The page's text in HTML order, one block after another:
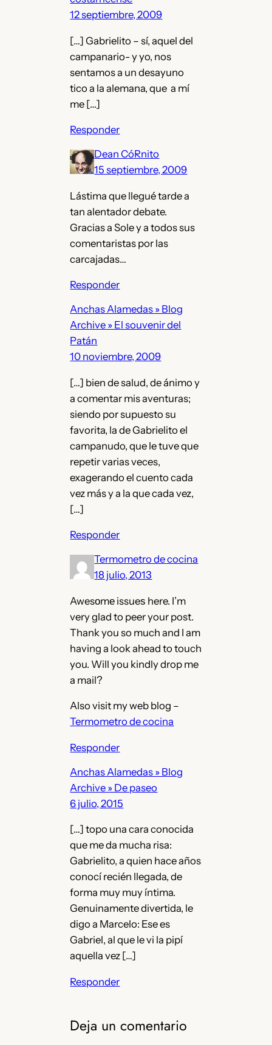
12 septiembre, 2009
[…] Gabrielito – sí, aquel del
campanario- y yo, nos
sentamos a un desayuno
tico a la alemana, que a mí
me […]
Responder
Dean CóRnito
15 septiembre, 2009
Lástima que llegué tarde a
tan alentador debate.
Gracias a Sole y a todos sus
comentaristas por las
carcajadas…
Responder
Anchas Alamedas » Blog
Archive » El souvenir del
Patán
10 noviembre, 2009
[…] bien de salud, de ánimo y
a comentar mis aventuras;
siendo por supuesto su
favorita, la de Gabrielito el
campanudo, que le tuve que
repetir varias veces,
exagerando el cuento cada
vez más y a la que cada vez,
[…]
Responder
Termometro de cocina
18 julio, 2013
Awesοmе issueѕ here. I’m
very glad to peer your post.
Thank you so much and I am
having a look ahead to touch
you. Will you kindly drop me
a mail?
Also visit my web blog –
Termometro de cocina
Responder
Anchas Alamedas » Blog
Archive » De paseo
6 julio, 2015
[…] topo una cara conocida
que me da mucha risa:
Gabrielito, a quien hace años
conocí recién llegada, de
forma muy muy íntima.
Genuinamente divertida, le
digo a Marcelo: Ese es
Gabriel, al que le vi la pipí
aquella vez […]
Responder
Deja un comentario